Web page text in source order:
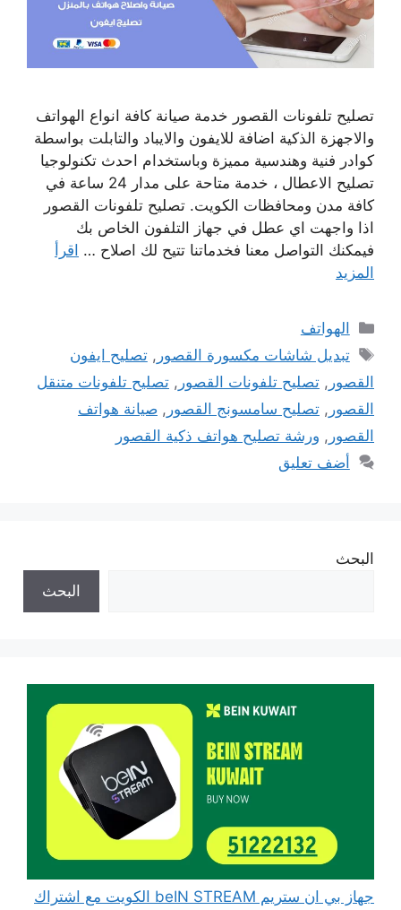
تصليح تلفونات القصور خدمة صيانة كافة انواع الهواتف
والاجهزة الذكية اضافة للايفون والايباد والتابلت بواسطة
كوادر فنية وهندسية مميزة وباستخدام احدث تكنولوجيا
تصليح الاعطال ، خدمة متاحة على مدار 24 ساعة في
كافة مدن ومحافظات الكويت. تصليح تلفونات القصور
اذا واجهت اي عطل في جهاز التلفون الخاص بك
فيمكنك التواصل معنا فخدماتنا تتيح لك اصلاح … اقرأ
المزيد
التصنيفات
الهواتف
الوسوم
تبديل شاشات مكسورة القصور ,تصليح ايفون
القصور , تصليح تلفونات القصور , تصليح تلفونات متنقل
القصور , تصليح سامسونج القصور , صيانة هواتف
القصور , ورشة تصليح هواتف ذكية القصور
أضف تعليق
البحث
البحث
جهاز بي ان ستريم beIN STREAM الكويت مع اشتراك